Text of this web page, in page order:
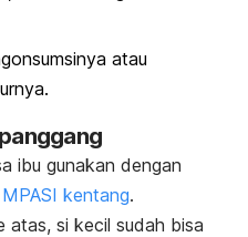
atau
ibu gunakan dengan
MPASI kentang.
atas, si kecil sudah bisa